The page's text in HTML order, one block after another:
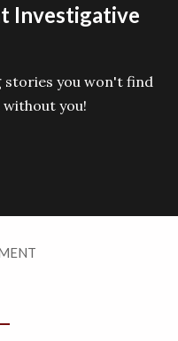
Investigative
stories you won't find
without you!